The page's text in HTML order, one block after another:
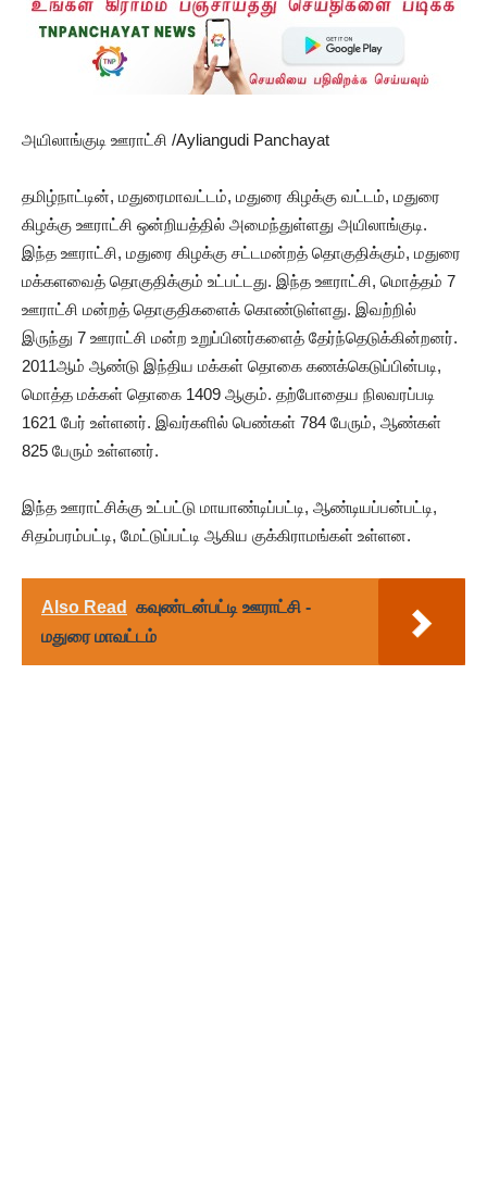
அயிலாங்குடி ஊராட்சி /Ayliangudi Panchayat
தமிழ்நாட்டின், மதுரைமாவட்டம், மதுரை கிழக்கு வட்டம், மதுரை
கிழக்கு ஊராட்சி ஒன்றியத்தில் அமைந்துள்ளது அயிலாங்குடி.
இந்த ஊராட்சி, மதுரை கிழக்கு சட்டமன்றத் தொகுதிக்கும், மதுரை
மக்களவைத் தொகுதிக்கும் உட்பட்டது. இந்த ஊராட்சி, மொத்தம் 7
ஊராட்சி மன்றத் தொகுதிகளைக் கொண்டுள்ளது. இவற்றில்
இருந்து 7 ஊராட்சி மன்ற உறுப்பினர்களைத் தேர்ந்தெடுக்கின்றனர்.
2011ஆம் ஆண்டு இந்திய மக்கள் தொகை கணக்கெடுப்பின்படி,
மொத்த மக்கள் தொகை 1409 ஆகும். தற்போதைய நிலவரப்படி
1621 பேர் உள்ளனர். இவர்களில் பெண்கள் 784 பேரும், ஆண்கள்
825 பேரும் உள்ளனர்.
இந்த ஊராட்சிக்கு உட்பட்டு மாயாண்டிப்பட்டி, ஆண்டியப்பன்பட்டி,
சிதம்பரம்பட்டி, மேட்டுப்பட்டி ஆகிய குக்கிராமங்கள் உள்ளன.
Also Read
கவுண்டன்பட்டி ஊராட்சி -
மதுரை மாவட்டம்